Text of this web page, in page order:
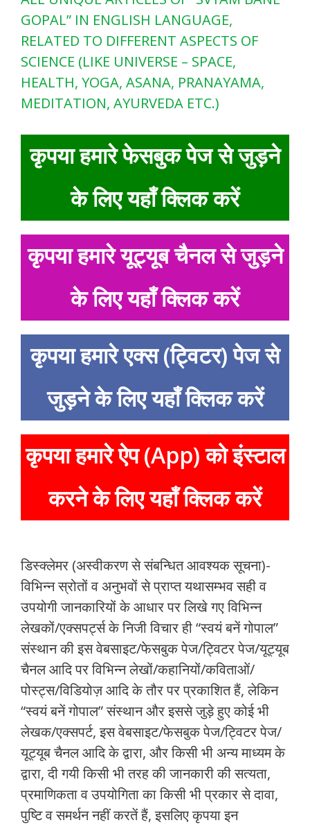
GOPAL” IN ENGLISH LANGUAGE,
RELATED TO DIFFERENT ASPECTS OF
SCIENCE (LIKE UNIVERSE – SPACE,
HEALTH, YOGA, ASANA, PRANAYAMA,
MEDITATION, AYURVEDA ETC.)
कृपया हमारे फेसबुक पेज से जुड़ने
के लिए यहाँ क्लिक करें
कृपया हमारे यूट्यूब चैनल से जुड़ने
के लिए यहाँ क्लिक करें
कृपया हमारे एक्स (ट्विटर) पेज से
जुड़ने के लिए यहाँ क्लिक करें
कृपया हमारे ऐप (App) को इंस्टाल
करने के लिए यहाँ क्लिक करें
डिस्क्लेमर (अस्वीकरण से संबन्धित आवश्यक सूचना)-
विभिन्न स्रोतों व अनुभवों से प्राप्त यथासम्भव सही व
उपयोगी जानकारियों के आधार पर लिखे गए विभिन्न
लेखकों/एक्सपर्ट्स के निजी विचार ही “स्वयं बनें गोपाल”
संस्थान की इस वेबसाइट/फेसबुक पेज/ट्विटर पेज/यूट्यूब
चैनल आदि पर विभिन्न लेखों/कहानियों/कविताओं/
पोस्ट्स/विडियोज़ आदि के तौर पर प्रकाशित हैं, लेकिन
“स्वयं बनें गोपाल” संस्थान और इससे जुड़े हुए कोई भी
लेखक/एक्सपर्ट, इस वेबसाइट/फेसबुक पेज/ट्विटर पेज/
यूट्यूब चैनल आदि के द्वारा, और किसी भी अन्य माध्यम के
द्वारा, दी गयी किसी भी तरह की जानकारी की सत्यता,
प्रमाणिकता व उपयोगिता का किसी भी प्रकार से दावा,
पुष्टि व समर्थन नहीं करतें हैं, इसलिए कृपया इन